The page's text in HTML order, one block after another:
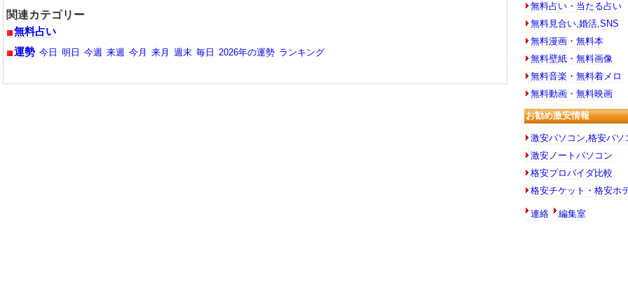
関連カテゴリー
無料占い
運勢 今日 明日 今週 来週 今月 来月 週末 毎日 2026年の運勢 ランキング
無料占い・当たる占い
無料見合い,婚活,SNS
無料漫画・無料本
無料壁紙・無料画像
無料音楽・無料着メロ
無料動画・無料映画
お勧め激安情報
激安パソコン,格安パソ
激安ノートパソコン
格安プロバイダ比較
格安チケット・格安ホ
連絡 編集室